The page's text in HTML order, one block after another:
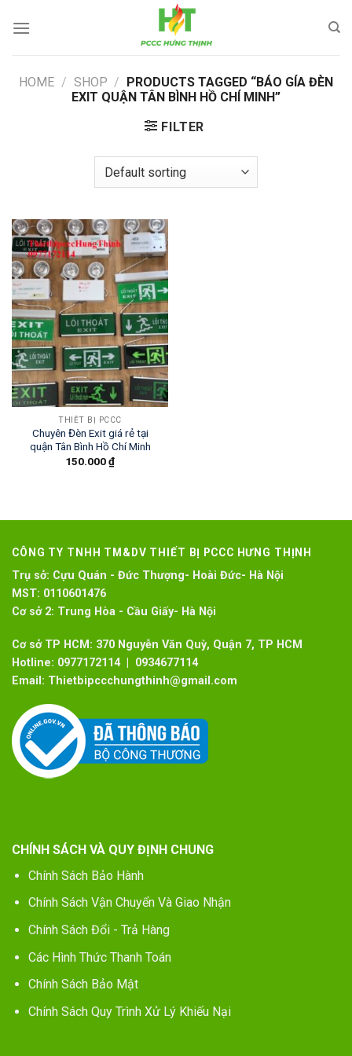
HOME / SHOP / PRODUCTS TAGGED “BÁO GÍA ĐÈN
EXIT QUẬN TÂN BÌNH HỒ CHÍ MINH”
FILTER
THIẾT BỊ PCCC
Chuyên Đèn Exit giá rẻ tại
quận Tân Bình Hồ Chí Minh
150.000₫
CÔNG TY TNHH TM&DV THIẾT BỊ PCCC HƯNG THỊNH
Trụ sở: Cựu Quán - Đức Thượng- Hoài Đức- Hà Nội
MST: 0110601476
Cơ sở 2: Trung Hòa - Cầu Giấy- Hà Nội
Cơ sở TP HCM: 370 Nguyễn Văn Quỳ, Quận 7, TP HCM
Hotline: 0977172114 | 0934677114
Email: Thietbipccchungthinh@gmail.com
CHÍNH SÁCH VÀ QUY ĐỊNH CHUNG
Chính Sách Bảo Hành
Chính Sách Vận Chuyển Và Giao Nhận
Chính Sách Đổi - Trả Hàng
Các Hình Thức Thanh Toán
Chính Sách Bảo Mật
Chính Sách Quy Trình Xử Lý Khiếu Nại